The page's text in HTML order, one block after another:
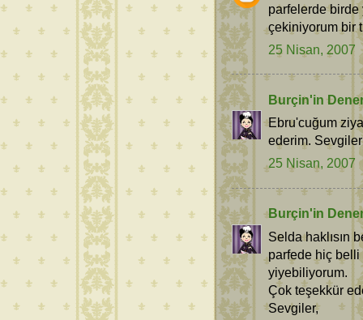
parfelerde
çekiniyorum bir
25 Nisan, 2007
Burçin'in
Ebru'cuğum
ederim.
25 Nisan, 2007
Burçin'in
Selda haklısın
parfede hiç belli
yiyebiliyorum.
Çok teşekkür
Sevgiler,